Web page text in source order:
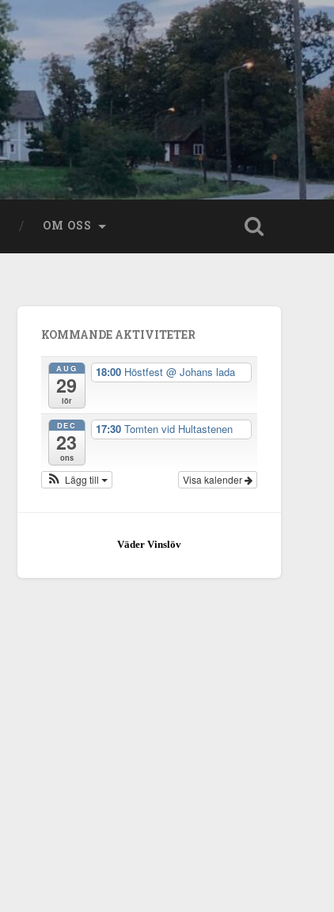
OM OSS
KOMMANDE AKTIVITETER
AUG
29
lör
18:00 Höstfest @ Johans lada
DEC
23
ons
17:30 Tomten vid Hultastenen
Visa kalender
Lägg till
Väder Vinslöv